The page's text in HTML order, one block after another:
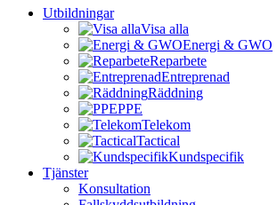
Utbildningar
Visa alla
Energi & GWO
Reparbete
Entreprenad
Räddning
PPE
Telekom
Tactical
Kundspecifik
Tjänster
Konsultation